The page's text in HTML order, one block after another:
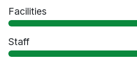
Restaurang Gyldenløve
Bar
Extrasäng mot en avgift
Husdjur tillåts mot en avgift
Facilities
Staff